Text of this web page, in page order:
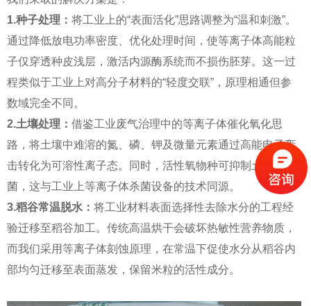
1.种子处理： 将工业上的“表面活化”思路调整为“温和刺激”。
通过降低放电功率密度、优化处理时间，使等离子体高能粒
子仅穿透种皮浅层，激活内源酶系统而不损伤胚芽。这一过
程类似于工业上对高分子材料的“轻度交联”，原理相通但参
数域完全不同。
2.土壤处理： 借鉴工业废气治理中的等离子体催化氧化思
路，将土壤中难溶的氮、磷、钾及微量元素通过高能电子轰
击转化为可溶性离子态。同时，活性氧物种可抑制土传病原
菌，这与工业上等离子体杀菌设备的技术同源。
3.稻谷常温脱水： 将工业材料表面选择性去除水分的工程经
验迁移至稻谷加工。传统高温烘干会破坏热敏性营养物质，
而我们采用等离子体刻蚀原理，在常温下促使水分从稻谷内
部均匀迁移至表面蒸发，保留米粒的活性成分。